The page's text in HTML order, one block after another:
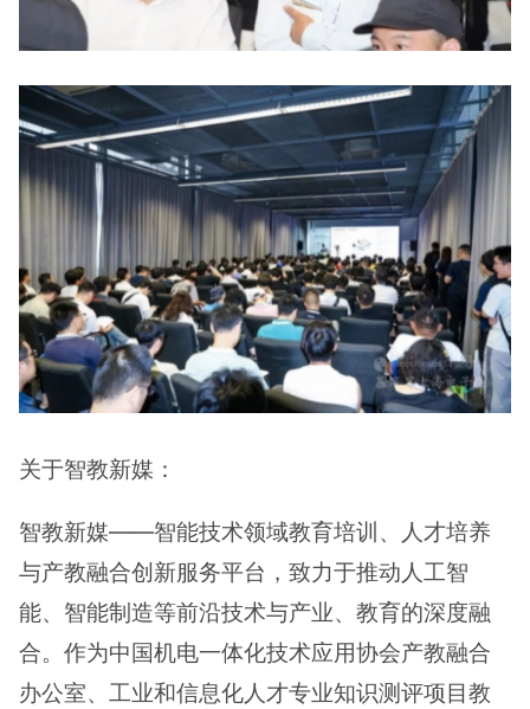
关于智教新媒：
智教新媒——智能技术领域教育培训、人才培养
与产教融合创新服务平台，致力于推动人工智
能、智能制造等前沿技术与产业、教育的深度融
合。作为中国机电一体化技术应用协会产教融合
办公室、工业和信息化人才专业知识测评项目教